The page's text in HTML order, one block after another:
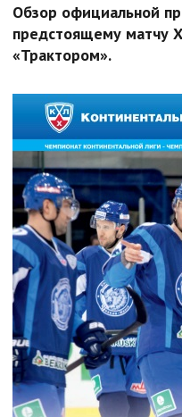
Обзор официальной
предстоящему матчу
«Трактором».